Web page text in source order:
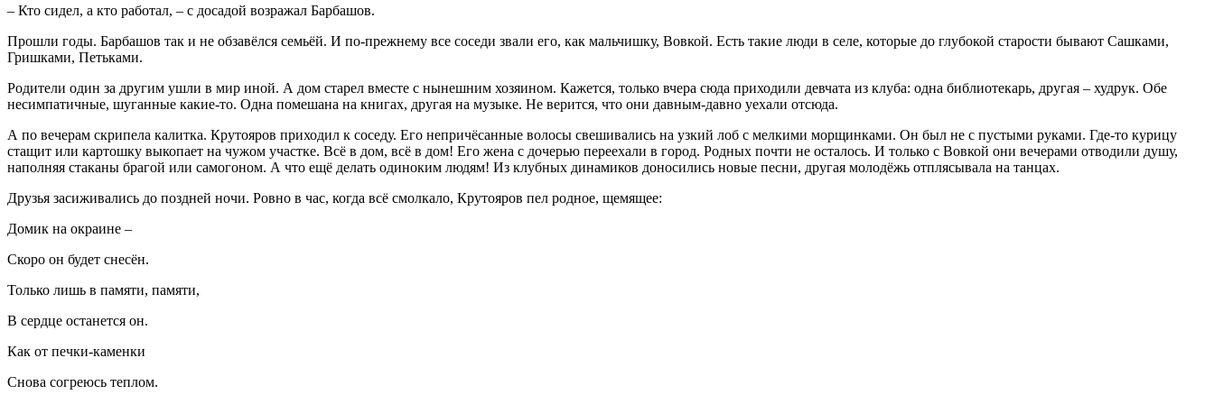
– Кто сидел, а кто работал, – с досадой возражал Барбашов.
Прошли годы. Барбашов так и не обзавёлся семьёй. И по-прежнему все соседи звали его, как мальчишку, Вовкой. Есть такие люди в селе, которые до глубокой старости бывают Сашками,
Гришками, Петьками.
Родители один за другим ушли в мир иной. А дом старел вместе с нынешним хозяином. Кажется, только вчера сюда приходили девчата из клуба: одна библиотекарь, другая – худрук. Обе
несимпатичные, шуганные какие-то. Одна помешана на книгах, другая на музыке. Не верится, что они давным-давно уехали отсюда.
А по вечерам скрипела калитка. Крутояров приходил к соседу. Его непричёсанные волосы свешивались на узкий лоб с мелкими морщинками. Он был не с пустыми руками. Где-то курицу
стащит или картошку выкопает на чужом участке. Всё в дом, всё в дом! Его жена с дочерью переехали в город. Родных почти не осталось. И только с Вовкой они вечерами отводили душу,
наполняя стаканы брагой или самогоном. А что ещё делать одиноким людям! Из клубных динамиков доносились новые песни, другая молодёжь отплясывала на танцах.
Друзья засиживались до поздней ночи. Ровно в час, когда всё смолкало, Крутояров пел родное, щемящее:
Домик на окраине –
Скоро он будет снесён.
Только лишь в памяти, памяти,
В сердце останется он.
Как от печки-каменки
Снова согреюсь теплом.